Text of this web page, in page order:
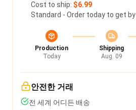
Cost to ship: $6.99
Standard - Order today to get by
Production
Today
Shipping
Aug. 09
안전한 거래
전 세계 어디든 배송